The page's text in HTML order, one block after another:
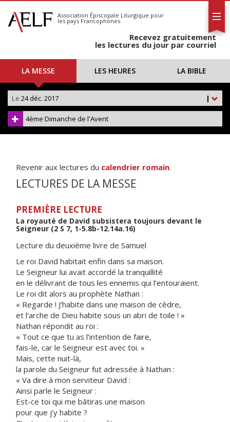
S'abonner
Calendrier
Association Épiscopale Liturgique pour
les pays Francophones
Recevez gratuitement
les lectures du jour par courriel
LA MESSE LES HEURES LA BIBLE
|
Le 24 déc. 2017
4ème Dimanche de l'Avent
Revenir aux lectures du calendrier romain.
LECTURES DE LA MESSE
PREMIÈRE LECTURE
La royauté de David subsistera toujours devant le
Seigneur (2 S 7, 1-5.8b-12.14a.16)
Lecture du deuxième livre de Samuel
Le roi David habitait enfin dans sa maison.
Le Seigneur lui avait accordé la tranquillité
en le délivrant de tous les ennemis qui l’entouraient.
Le roi dit alors au prophète Nathan :
« Regarde ! J’habite dans une maison de cèdre,
et l’arche de Dieu habite sous un abri de toile ! »
Nathan répondit au roi :
« Tout ce que tu as l’intention de faire,
fais-le, car le Seigneur est avec toi. »
Mais, cette nuit-là,
la parole du Seigneur fut adressée à Nathan :
« Va dire à mon serviteur David :
Ainsi parle le Seigneur :
Est-ce toi qui me bâtiras une maison
pour que j’y habite ?